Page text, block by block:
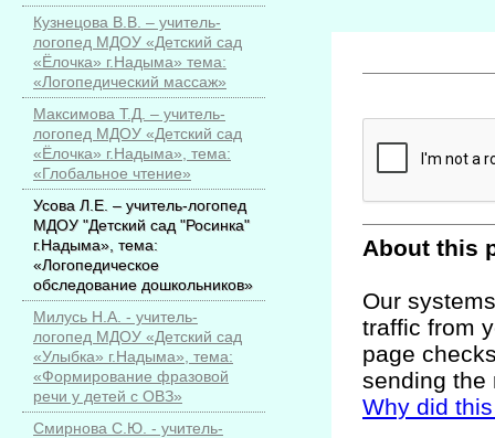
Кузнецова В.В. – учитель-
логопед МДОУ «Детский сад
«Ёлочка» г.Надыма» тема:
«Логопедический массаж»
Максимова Т.Д. – учитель-
логопед МДОУ «Детский сад
«Ёлочка» г.Надыма», тема:
«Глобальное чтение»
Усова Л.Е. – учитель-логопед
МДОУ "Детский сад "Росинка"
г.Надыма», тема:
«Логопедическое
обследование дошкольников»
Милусь Н.А. - учитель-
логопед МДОУ «Детский сад
«Улыбка» г.Надыма», тема:
«Формирование фразовой
речи у детей с ОВЗ»
Смирнова С.Ю. - учитель-